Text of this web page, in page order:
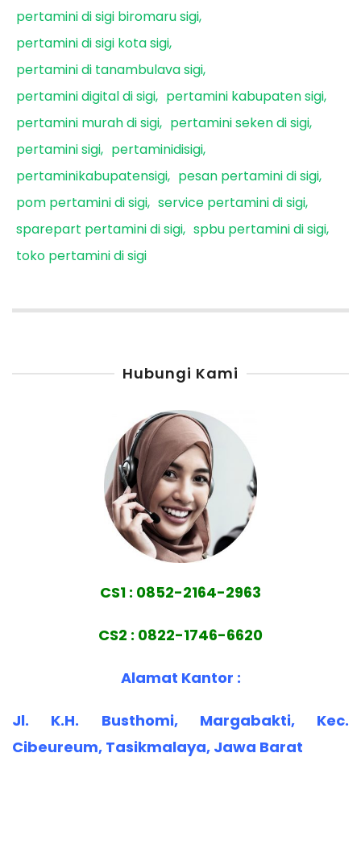
pertamini di sigi biromaru sigi
pertamini di sigi kota sigi
pertamini di tanambulava sigi
pertamini digital di sigi
pertamini kabupaten sigi
pertamini murah di sigi
pertamini seken di sigi
pertamini sigi
pertaminidisigi
pertaminikabupatensigi
pesan pertamini di sigi
pom pertamini di sigi service pertamini di sigi
sparepart pertamini di sigi spbu pertamini di sigi
toko pertamini di sigi
Hubungi Kami
CS1 : 0852-2164-2963
CS2 : 0822-1746-6620
Alamat Kantor :
Jl. K.H. Busthomi, Margabakti, Kec.
Cibeureum, Tasikmalaya, Jawa Barat